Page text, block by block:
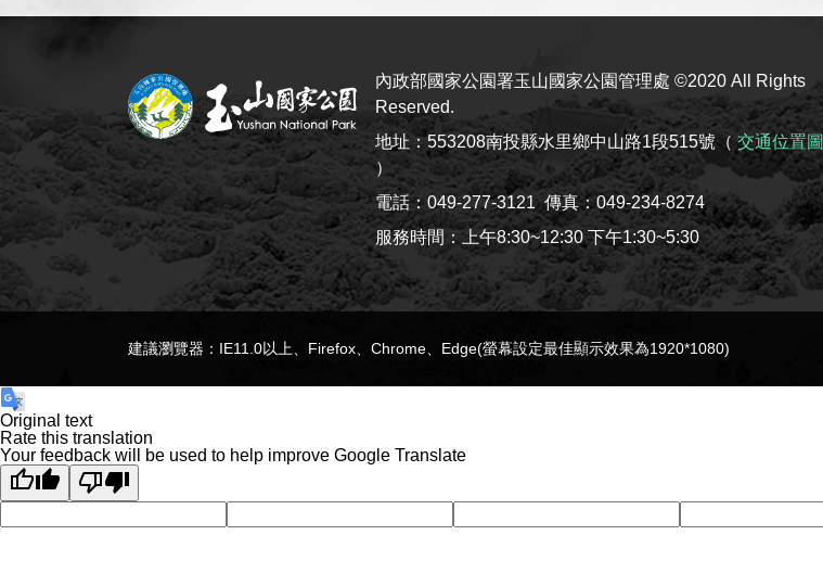
內政部國家公園署玉山國家公園管理處 ©2020 All Rights
Reserved.
地址：553208南投縣水里鄉中山路1段515號（ 交通位置圖
）
電話：049-277-3121 傳真：049-234-8274
服務時間：上午8:30~12:30 下午1:30~5:30
建議瀏覽器：IE11.0以上、Firefox、Chrome、Edge(螢幕設定最佳顯示效果為1920*1080)
Original text
Rate this translation
Your feedback will be used to help improve Google Translate